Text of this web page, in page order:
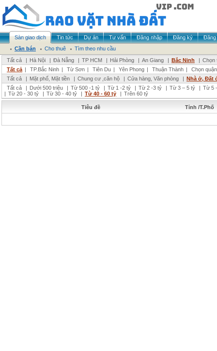
Sàn giao dịch Tin tức Dự án Tư vấn Đăng nhập Đăng ký
Đăng
Cần bán
Cho thuê
Tìm theo nhu cầu
Tất cả
| Hà Nội | Đà Nẵng | TP HCM | Hải Phòng | An Giang | Bắc Ninh | Chọn
Tất cả | TP.Bắc Ninh | Từ Sơn | Tiên Du | Yên Phong | Thuận Thành |
Chọn
Tất cả
| Mặt phố, Mặt tiền | Chung cư ,căn hộ | Cửa hàng, Văn phòng | Nhà ở, Đất
Tất cả
| Dưới 500 triệu | Từ 500 -1 tỷ | Từ 1 -2 tỷ | Từ 2 -3 tỷ | Từ 3 – 5 tỷ | Từ 5
| Từ 20 - 30 tỷ | Từ 30 - 40 tỷ | Từ 40 - 60 tỷ | Trên 60 tỷ
Tiêu đề Tỉnh /T.Phố